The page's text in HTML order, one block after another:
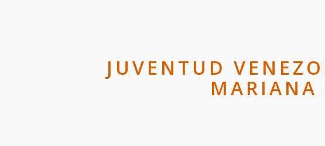
JUVENTUD
MARIANA